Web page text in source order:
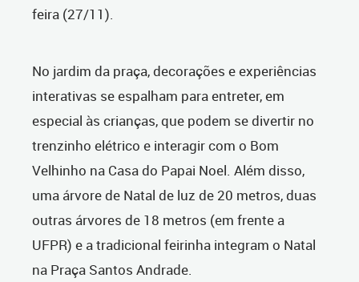
feira (27/11).
No jardim da praça, decorações e experiências
interativas se espalham para entreter, em
especial às crianças, que podem se divertir no
trenzinho elétrico e interagir com o Bom
Velhinho na Casa do Papai Noel. Além disso,
uma árvore de Natal de luz de 20 metros, duas
outras árvores de 18 metros (em frente a
UFPR) e a tradicional feirinha integram o Natal
na Praça Santos Andrade.